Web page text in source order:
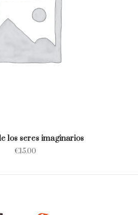
los seres imaginarios
€15.00